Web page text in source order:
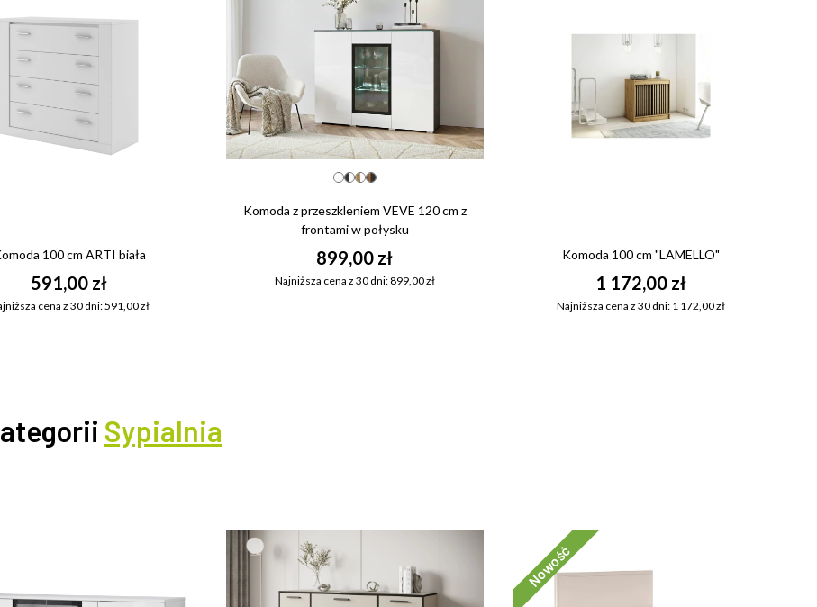
100 cm ARTI biała
591,00 zł
cena z 30 dni: 591,00 zł
Komoda z przeszkleniem VEVE 120 cm z
frontami w połysku
899,00 zł
Najniższa cena z 30 dni: 899,00 zł
Komoda 100 cm "LAMELLO"
1 172,00 zł
Najniższa cena z 30 dni: 1 172,00 zł
Sypialnia
Nowość